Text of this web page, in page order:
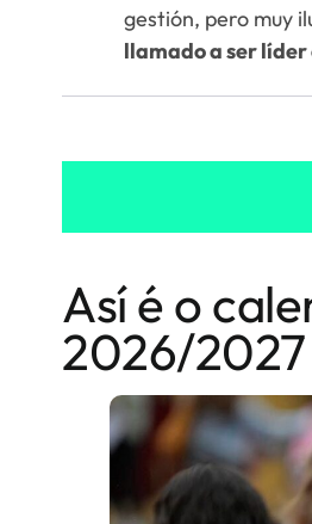
gestión, pero muy
llamado a ser líder
Así é o
2026/